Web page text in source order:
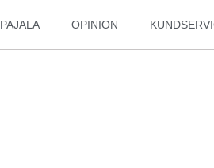
PAJALA OPINION